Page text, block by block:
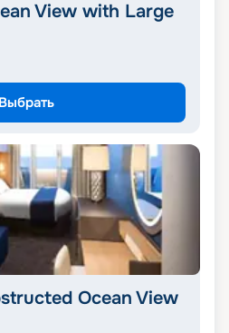
View with Large
Выбрать
Ocean View